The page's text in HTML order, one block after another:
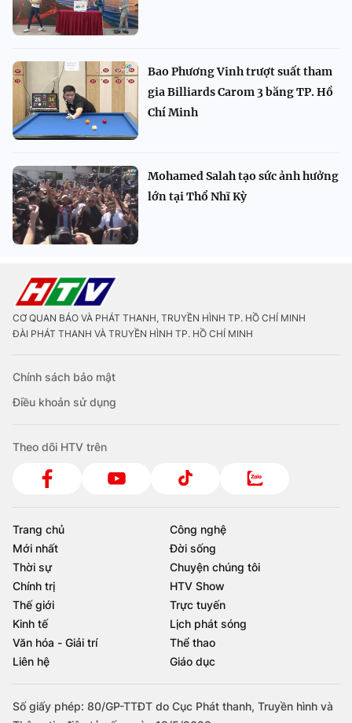
Bao Phương Vinh trượt suất tham
gia Billiards Carom 3 băng TP. Hồ
Chí Minh
Mohamed Salah tạo sức ảnh hưởng
lớn tại Thổ Nhĩ Kỳ
CƠ QUAN BÁO VÀ PHÁT THANH, TRUYỀN HÌNH TP. HỒ CHÍ MINH
ĐÀI PHÁT THANH VÀ TRUYỀN HÌNH TP. HỒ CHÍ MINH
Chính sách bảo mật
Điều khoản sử dụng
Theo dõi HTV trên
Trang chủ
Công nghệ
Mới nhất
Đời sống
Thời sự
Chuyện chúng tôi
Chính trị
HTV Show
Thế giới
Trực tuyến
Kinh tế
Lịch phát sóng
Văn hóa - Giải trí
Thể thao
Liên hệ
Giáo dục
Số giấy phép: 80/GP-TTĐT do Cục Phát thanh, Truyền hình và